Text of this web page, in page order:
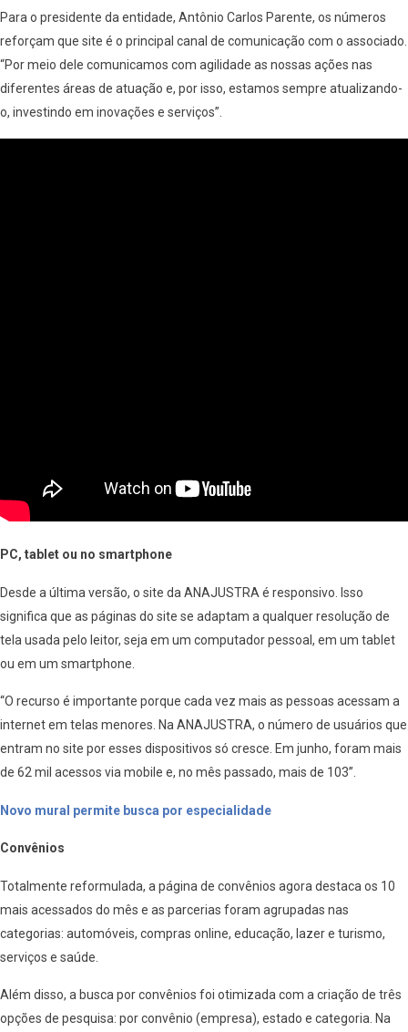
Para o presidente da entidade, Antônio Carlos Parente, os números
reforçam que site é o principal canal de comunicação com o associado.
“Por meio dele comunicamos com agilidade as nossas ações nas
diferentes áreas de atuação e, por isso, estamos sempre atualizando-
o, investindo em inovações e serviços”.
PC, tablet ou no smartphone
Desde a última versão, o site da ANAJUSTRA é responsivo. Isso
significa que as páginas do site se adaptam a qualquer resolução de
tela usada pelo leitor, seja em um computador pessoal, em um tablet
ou em um smartphone.
“O recurso é importante porque cada vez mais as pessoas acessam a
internet em telas menores. Na ANAJUSTRA, o número de usuários que
entram no site por esses dispositivos só cresce. Em junho, foram mais
de 62 mil acessos via mobile e, no mês passado, mais de 103”.
Novo mural permite busca por especialidade
Convênios
Totalmente reformulada, a página de convênios agora destaca os 10
mais acessados do mês e as parcerias foram agrupadas nas
categorias: automóveis, compras online, educação, lazer e turismo,
serviços e saúde.
Além disso, a busca por convênios foi otimizada com a criação de três
opções de pesquisa: por convênio (empresa), estado e categoria. Na